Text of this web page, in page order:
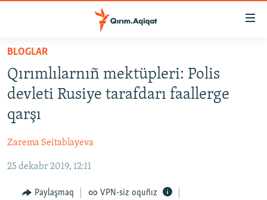
Esas
qaytmaq
Baş
qaytmaq
Qıdıruvğa
HABERLER
SİYASET
MEDENİYET
İNSAN AQLARI
VİDEO
BLOGLAR
Qırımlılarnıñ mektüpleri: Polis
devleti Rusiye tarafdarı faallerge
qarşı
Zarema Seitablayeva
25 dekabr 2019, 12:11
Paylaşmaq VPN-siz oquñız